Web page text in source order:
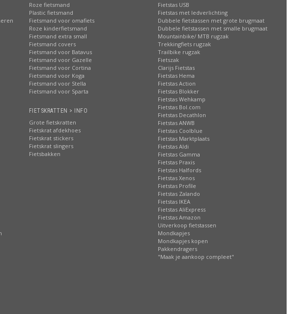
Roze fietsmand
Plastic fietsmand
Fietsmand voor omafiets
Roze kinderfietsmand
Fietsmand extra small
Fietsmand covers
Fietsmand voor Batavus
Fietsmand voor Gazelle
Fietsmand voor Cortina
Fietsmand voor Koga
Fietsmand voor Stella
Fietsmand voor Sparta
FIETSKRATTEN > INFO
Grote fietskratten
Fietskrat afdekhoes
Fietskrat stickers
Fietskrat slingers
Fietsbakken
Fietstas USB
Fietstas met ledverlichting
Dubbele fietstassen met grote brugmaat
Dubbele fietstassen met smalle brugmaat
Mountainbike/ MTB rugzak
Trekkingfiets rugzak
Trailbike rugzak
Fietszak
Clarijs Fietstas
Fietstas Hema
Fietstas Action
Fietstas Blokker
Fietstas Wehkamp
Fietstas Bol.com
Fietstas Decathlon
Fietstas ANWB
Fietstas Coolblue
Fietstas Marktplaats
Fietstas Aldi
Fietstas Gamma
Fietstas Praxis
Fietstas Halfords
Fietstas Xenos
Fietstas Profile
Fietstas Zalando
Fietstas IKEA
Fietstas AliExpress
Fietstas Amazon
Uitverkoop fietstassen
Mondkapjes
Mondkapjes kopen
Pakkendragers
"Maak je aankoop compleet"